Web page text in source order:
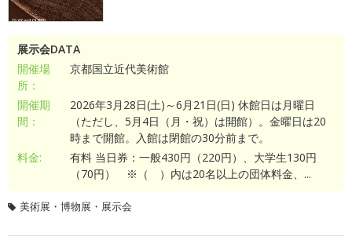
展示会DATA
開催場
所：
京都国立近代美術館
開催期
間：
2026年3月28日(土)～6月21日(日) 休館日は月曜日
（ただし、5月4日（月・祝）は開館）。金曜日は20
時まで開館。入館は閉館の30分前まで。
料金:
有料 当日券：一般430円（220円）、大学生130円
（70円） ※（ ）内は20名以上の団体料金、...
美術展・博物展・展示会